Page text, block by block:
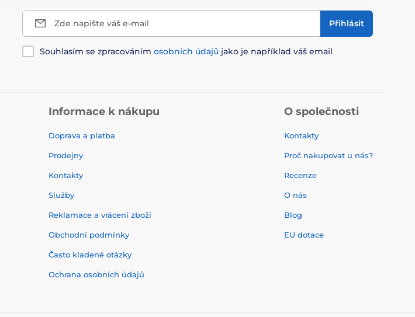
Zde napište váš e-mail Přihlásit
Souhlasím se zpracováním osobních údajů jako je například váš email
Informace k nákupu
Doprava a platba
Prodejny
Kontakty
Služby
Reklamace a vrácení zboží
Obchodní podmínky
Často kladené otázky
Ochrana osobních údajů
O společnosti
Kontakty
Proč nakupovat u nás?
Recenze
O nás
Blog
EU dotace